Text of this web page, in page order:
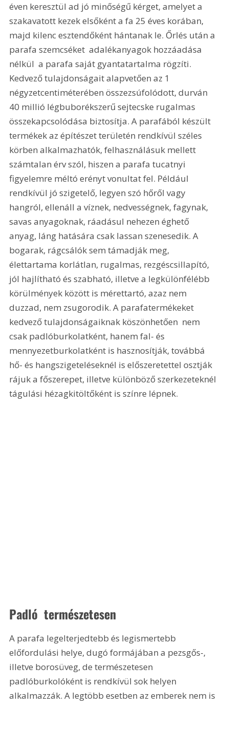
éven keresztül ad jó minőségű kérget, amelyet a
szakavatott kezek elsőként a fa 25 éves korában,
majd kilenc esztendőként hántanak le. Őrlés után a
parafa szemcséket  adalékanyagok hozzáadása
nélkül  a parafa saját gyantatartalma rögzíti.
Kedvező tulajdonságait alapvetően az 1
négyzetcentiméterében összezsúfolódott, durván
40 millió légbuborékszerű sejtecske rugalmas
összekapcsolódása biztosítja. A parafából készült
termékek az építészet területén rendkívül széles
körben alkalmazhatók, felhasználásuk mellett
számtalan érv szól, hiszen a parafa tucatnyi
figyelemre méltó erényt vonultat fel. Például
rendkívül jó szigetelő, legyen szó hőről vagy
hangról, ellenáll a víznek, nedvességnek, fagynak,
savas anyagoknak, ráadásul nehezen éghető
anyag, láng hatására csak lassan szenesedik. A
bogarak, rágcsálók sem támadják meg,
élettartama korlátlan, rugalmas, rezgéscsillapító,
jól hajlítható és szabható, illetve a legkülönfélébb
körülmények között is mérettartó, azaz nem
duzzad, nem zsugorodik. A parafatermékeket 
kedvező tulajdonságaiknak köszönhetően  nem
csak padlóburkolatként, hanem fal- és
mennyezetburkolatként is hasznosítják, továbbá
hő- és hangszigeteléseknél is előszeretettel osztják
rájuk a főszerepet, illetve különböző szerkezeteknél
tágulási hézagkitöltőként is színre lépnek.
Padló  természetesen
A parafa legelterjedtebb és legismertebb
előfordulási helye, dugó formájában a pezsgős-,
illetve borosüveg, de természetesen
padlóburkolóként is rendkívül sok helyen
alkalmazzák. A legtöbb esetben az emberek nem is